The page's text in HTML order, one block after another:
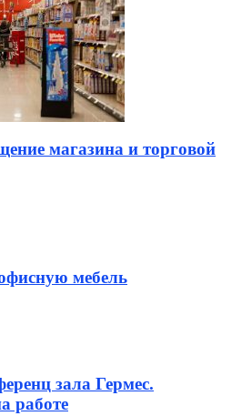
магазина и торговой
мебель
зала Гермес.
работе